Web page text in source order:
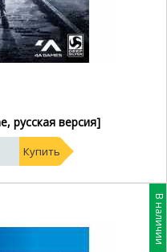
русская версия]
Купить
В наличии